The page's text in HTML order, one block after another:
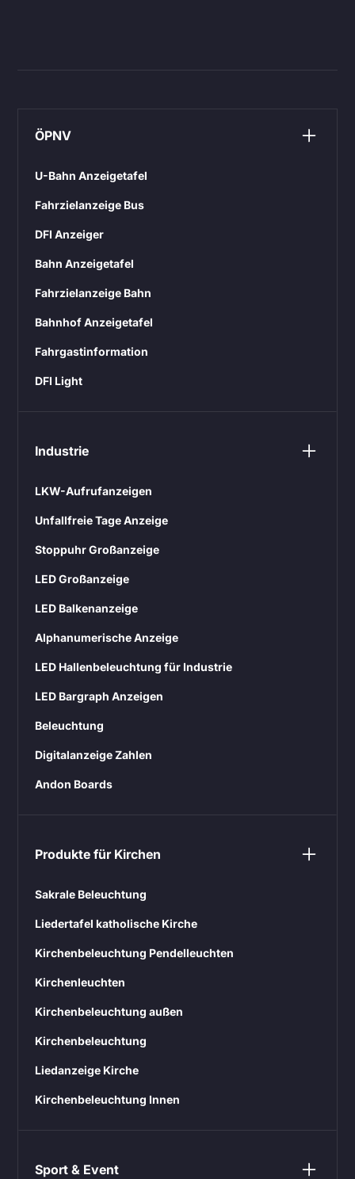
ÖPNV
U-Bahn Anzeigetafel
Fahrzielanzeige Bus
DFI Anzeiger
Bahn Anzeigetafel
Fahrzielanzeige Bahn
Bahnhof Anzeigetafel
Fahrgastinformation
DFI Light
Industrie
LKW-Aufrufanzeigen
Unfallfreie Tage Anzeige
Stoppuhr Großanzeige
LED Großanzeige
LED Balkenanzeige
Alphanumerische Anzeige
LED Hallenbeleuchtung für Industrie
LED Bargraph Anzeigen
Beleuchtung
Digitalanzeige Zahlen
Andon Boards
Produkte für Kirchen
Sakrale Beleuchtung
Liedertafel katholische Kirche
Kirchenbeleuchtung Pendelleuchten
Kirchenleuchten
Kirchenbeleuchtung außen
Kirchenbeleuchtung
Liedanzeige Kirche
Kirchenbeleuchtung Innen
Sport & Event